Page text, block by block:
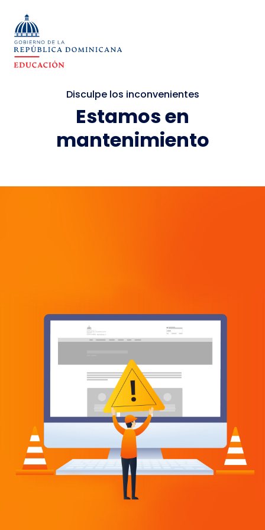
Disculpe los inconvenientes
Estamos en
mantenimiento